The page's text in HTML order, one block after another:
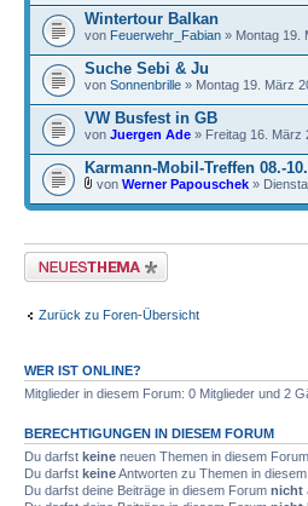
Wintertour Balkan
von Feuerwehr_Fabian » Montag 19.
Suche Sebi & Ju
von Sonnenbrille » Montag 19. März
VW Busfest in GB
von Juergen Ade » Freitag 16. März
Karmann-Mobil-Treffen 08.-
von Werner Papouschek »
Neues Thema erstellen
Zurück zu Foren-Übersicht
WER IST ONLINE?
Mitglieder in diesem Forum: 0 Mitglieder und 2
BERECHTIGUNGEN IN DIESEM FORUM
Du darfst keine neuen Themen in diesem
Du darfst keineAntworten zu Themen in
Du darfst deine Beiträge in diesem Forum nicht